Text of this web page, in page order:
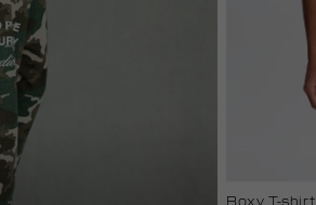
Boxy T-shirt